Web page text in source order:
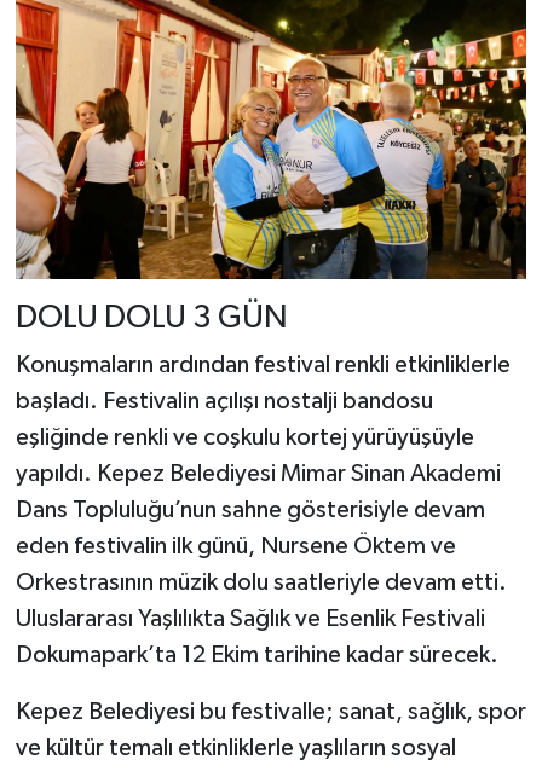
DOLU DOLU 3 GÜN
Konuşmaların ardından festival renkli etkinliklerle
başladı. Festivalin açılışı nostalji bandosu
eşliğinde renkli ve coşkulu kortej yürüyüşüyle
yapıldı. Kepez Belediyesi Mimar Sinan Akademi
Dans Topluluğu’nun sahne gösterisiyle devam
eden festivalin ilk günü, Nursene Öktem ve
Orkestrasının müzik dolu saatleriyle devam etti.
Uluslararası Yaşlılıkta Sağlık ve Esenlik Festivali
Dokumapark’ta 12 Ekim tarihine kadar sürecek.
Kepez Belediyesi bu festivalle; sanat, sağlık, spor
ve kültür temalı etkinliklerle yaşlıların sosyal